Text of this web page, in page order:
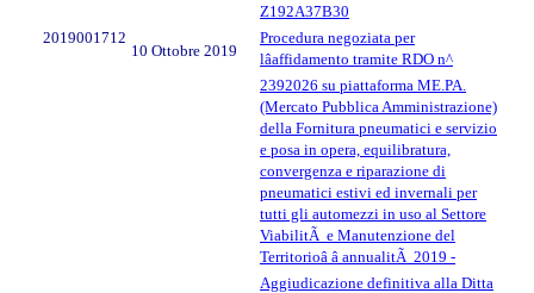
Z192A37B30
2019001712
10 Ottobre 2019
Procedura negoziata per
lâaffidamento tramite RDO n^
2392026 su piattaforma ME.PA.
(Mercato Pubblica Amministrazione)
della Fornitura pneumatici e servizio
e posa in opera, equilibratura,
convergenza e riparazione di
pneumatici estivi ed invernali per
tutti gli automezzi in uso al Settore
ViabilitÃ e Manutenzione del
Territorioâ â annualitÃ 2019 -
Aggiudicazione definitiva alla Ditta